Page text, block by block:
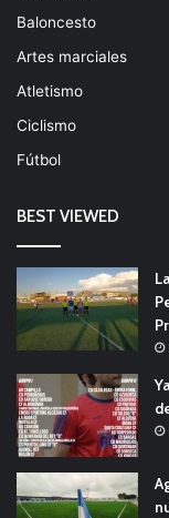
Baloncesto
Artes marciales
Atletismo
Ciclismo
Fútbol
BEST VIEWED